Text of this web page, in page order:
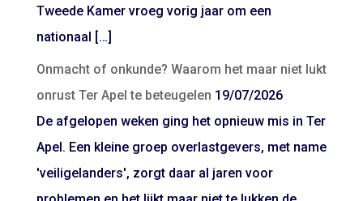
Tweede Kamer vroeg vorig jaar om een
nationaal […]
Onmacht of onkunde? Waarom het maar niet lukt
onrust Ter Apel te beteugelen 19/07/2026
De afgelopen weken ging het opnieuw mis in Ter
Apel. Een kleine groep overlastgevers, met name
'veiligelanders', zorgt daar al jaren voor